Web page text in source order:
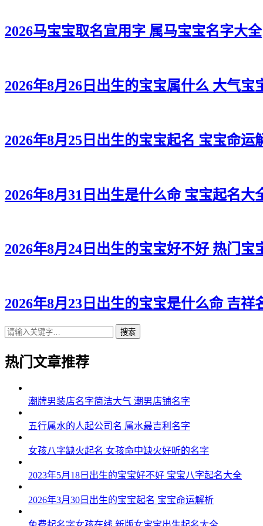
2026马宝宝取名宜用字 属马宝宝名字大全
2026年8月26日出生的宝宝属什么 大气宝
2026年8月25日出生的宝宝起名 宝宝命运
2026年8月31日出生是什么命 宝宝起名大
2026年8月24日出生的宝宝好不好 热门宝
2026年8月23日出生的宝宝是什么命 吉祥
搜索
热门文章推荐
潮牌男装店名字简洁大气 潮男店铺名字
五行属水的人起公司名 属水最吉利名字
女孩八字缺火起名 女孩命中缺火好听的名字
2023年5月18日出生的宝宝好不好 宝宝八字起名大全
2026年3月30日出生的宝宝起名 宝宝命运解析